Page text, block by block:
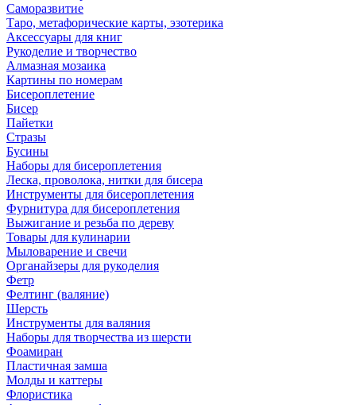
Саморазвитие
Таро, метафорические карты, эзотерика
Аксессуары для книг
Рукоделие и творчество
Алмазная мозаика
Картины по номерам
Бисероплетение
Бисер
Пайетки
Стразы
Бусины
Наборы для бисероплетения
Леска, проволока, нитки для бисера
Инструменты для бисероплетения
Фурнитура для бисероплетения
Выжигание и резьба по дереву
Товары для кулинарии
Мыловарение и свечи
Органайзеры для рукоделия
Фетр
Фелтинг (валяние)
Шерсть
Инструменты для валяния
Наборы для творчества из шерсти
Фоамиран
Пластичная замша
Молды и каттеры
Флористика